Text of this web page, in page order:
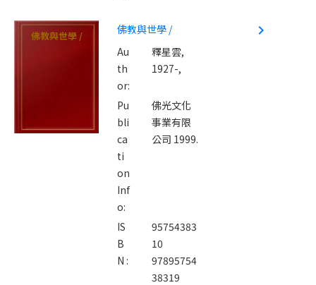
佛教與世學 /
佛教與世學 /
Au
th
or:
釋星雲,
1927-,
Pu
bli
ca
ti
on
Inf
o:
佛光文化
事業有限
公司 1999.
IS
B
N :
95754383
10
97895754
38319
navigate_next